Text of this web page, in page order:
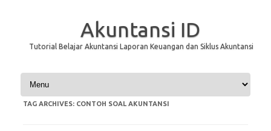
Akuntansi ID
Tutorial Belajar Akuntansi Laporan Keuangan dan Siklus Akuntansi
Skip to content
TAG ARCHIVES: CONTOH SOAL AKUNTANSI